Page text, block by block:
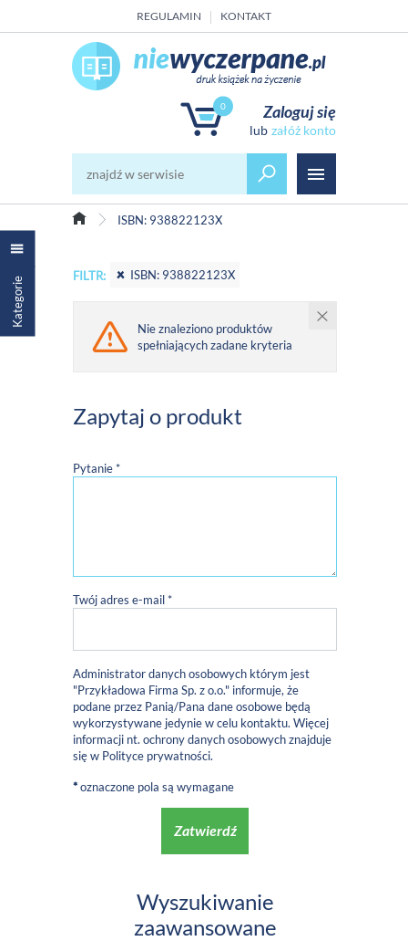
REGULAMIN KONTAKT
0 Zaloguj się
załóż konto
ISBN: 938822123X
Kategorie FILTR: ISBN: 938822123X
Nie znaleziono produktów
spełniających zadane kryteria
Zapytaj o produkt
Pytanie *
Twój adres e-mail *
Administrator danych osobowych którym jest
"Przykładowa Firma Sp. z o.o." informuje, że
podane przez Panią/Pana dane osobowe będą
wykorzystywane jedynie w celu kontaktu. Więcej
informacji nt. ochrony danych osobowych znajduje
się w Polityce prywatności.
*oznaczone pola są wymagane
Zatwierdź
Wyszukiwanie
zaawansowane